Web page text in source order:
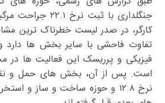
کارگر، در صدر لیست خطرناک ترین
تفاوت فاحشی با سایر بخش ها دارد
فیزیکی و پرریسک این فعالیت ها در
است. پس از آن، بخش های حمل و